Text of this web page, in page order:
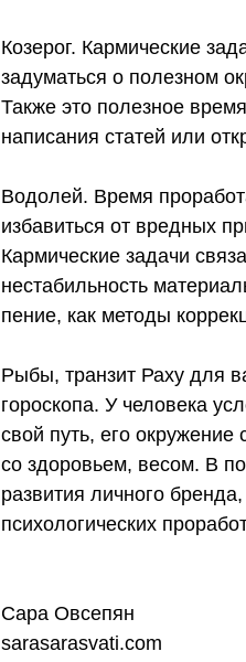
Козерог. Кармические
задуматься о полезном
Также это полезное
написания статей или
Водолей. Время
избавиться от вредных
Кармические задачи
нестабильность
пение, как методы
Рыбы, транзит Раху для
гороскопа. У человека
свой путь, его
со здоровьем, весом. В
развития личного
психологических
Сара Овсепян
sarasarasvati.com